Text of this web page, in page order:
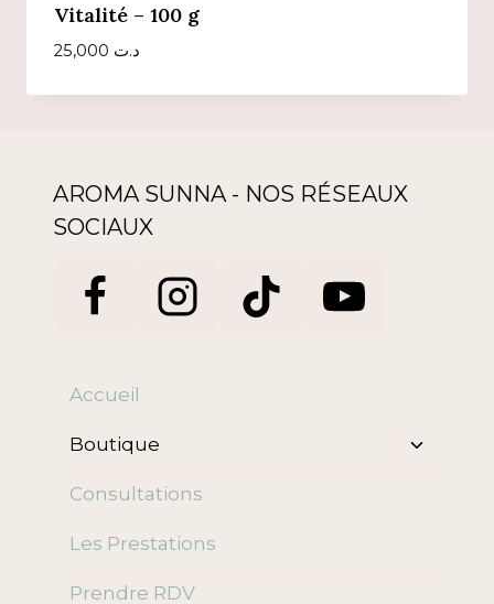
Vitalité – 100 g
د.ت
AROMA SUNNA - NOS RÉSEAUX
SOCIAUX
Accueil
Boutique
Ouvrir/
Consultations
Les Prestations
Prendre RDV